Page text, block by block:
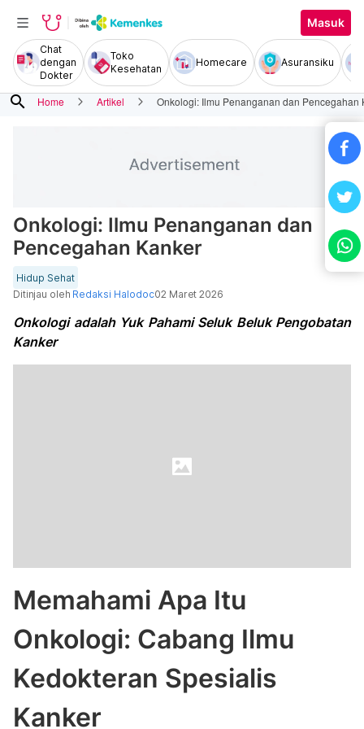
Masuk
Chat
dengan
Dokter
Toko
Kesehatan
Homecare Asuransiku
search Home Artikel Onkologi: Ilmu Penanganan dan Pencegahan
Onkologi: Ilmu Penanganan dan
Pencegahan Kanker
Hidup Sehat
Ditinjau oleh Redaksi Halodoc02 Maret 2026
Onkologi adalah Yuk Pahami Seluk Beluk Pengobatan
Kanker
Memahami Apa Itu
Onkologi: Cabang Ilmu
Kedokteran Spesialis
Kanker